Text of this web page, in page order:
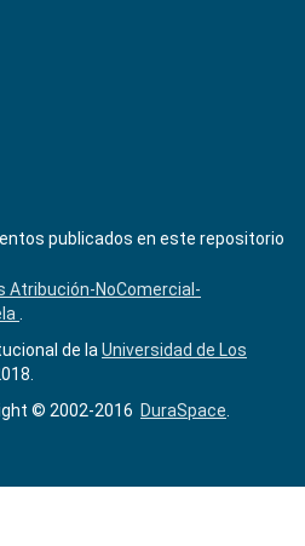
publicados en este repositorio
Atribución-NoComercial-
de la Universidad de Los
© 2002-2016 DuraSpace